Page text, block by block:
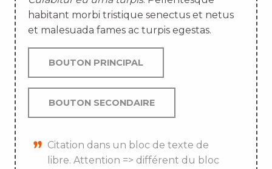
habitant morbi tristique senectus et netus
et malesuada fames ac turpis egestas.
BOUTON PRINCIPAL
BOUTON SECONDAIRE
Citation dans un bloc de texte de
libre. Attention => différent du bloc